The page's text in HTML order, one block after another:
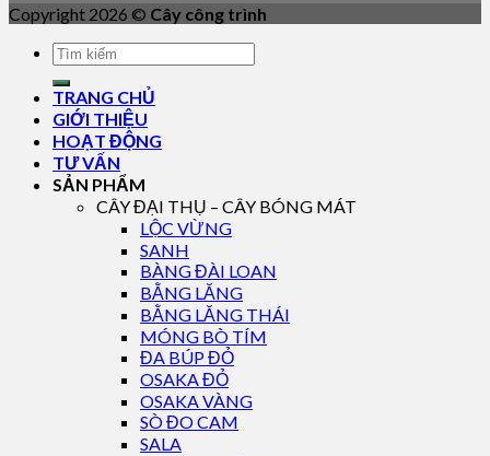
Copyright 2026 © Cây công trình
TRANG CHỦ
GIỚI THIỆU
HOẠT ĐỘNG
TƯ VẤN
SẢN PHẨM
CÂY ĐẠI THỤ – CÂY BÓNG MÁT
LỘC VỪNG
SANH
BÀNG ĐÀI LOAN
BẰNG LĂNG
BẰNG LĂNG THÁI
MÓNG BÒ TÍM
ĐA BÚP ĐỎ
OSAKA ĐỎ
OSAKA VÀNG
SÒ ĐO CAM
SALA